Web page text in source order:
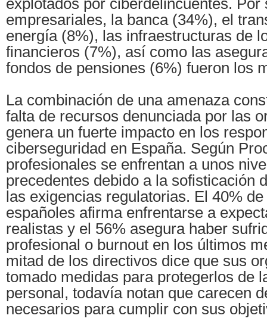
explotados por ciberdelincuentes. Por
empresariales, la banca (34%), el
energía (8%), las infraestructuras de
financieros (7%), así como las
fondos de pensiones (6%) fueron los
La combinación de una amenaza
falta de recursos denunciada por las
genera un fuerte impacto en los
ciberseguridad en España. Según
profesionales se enfrentan a unos
precedentes debido a la sofisticación
las exigencias regulatorias. El 40%
españoles afirma enfrentarse a
realistas y el 56% asegura haber
profesional o burnout en los últimos
mitad de los directivos dice que sus
tomado medidas para protegerlos de
personal, todavía notan que carecen
necesarios para cumplir con sus